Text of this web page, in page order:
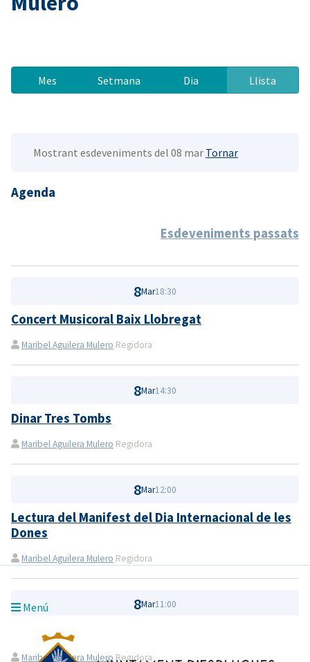
Mes Setmana Dia Llista
Mostrant esdeveniments del 08 mar Tornar
Agenda
Esdeveniments passats
8Mar18:30
Concert Musicoral Baix Llobregat
Maribel Aguilera Mulero Regidora
8Mar14:30
Dinar Tres Tombs
Maribel Aguilera Mulero Regidora
8Mar12:00
Lectura del Manifest del Dia Internacional de les
Dones
Maribel Aguilera Mulero Regidora
8Mar11:00
Tres Tombs
Maribel Aguilera Mulero Regidora
Menú